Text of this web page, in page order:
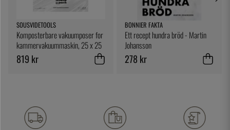
SOUSVIDETOOLS
Komposterbare vakuumposer for
kammervakuummaskin, 25 x 25
cm, 200-pk - SousVideTools
819 kr
BONNIER FAKTA
Ett recept hundra bröd - Martin
Johansson
278 kr